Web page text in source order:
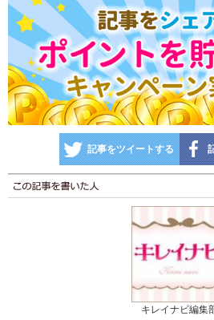
記事をツイートする
キレイナビ編集